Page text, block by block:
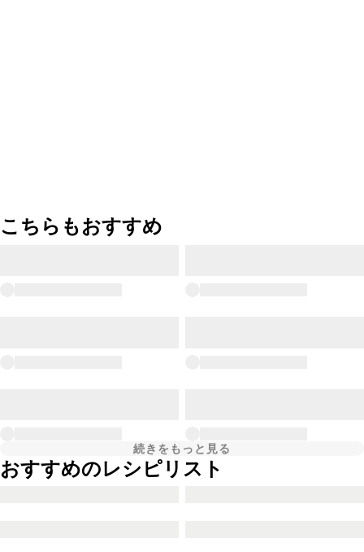
こちらもおすすめ
続きをもっと見る
おすすめのレシピリスト